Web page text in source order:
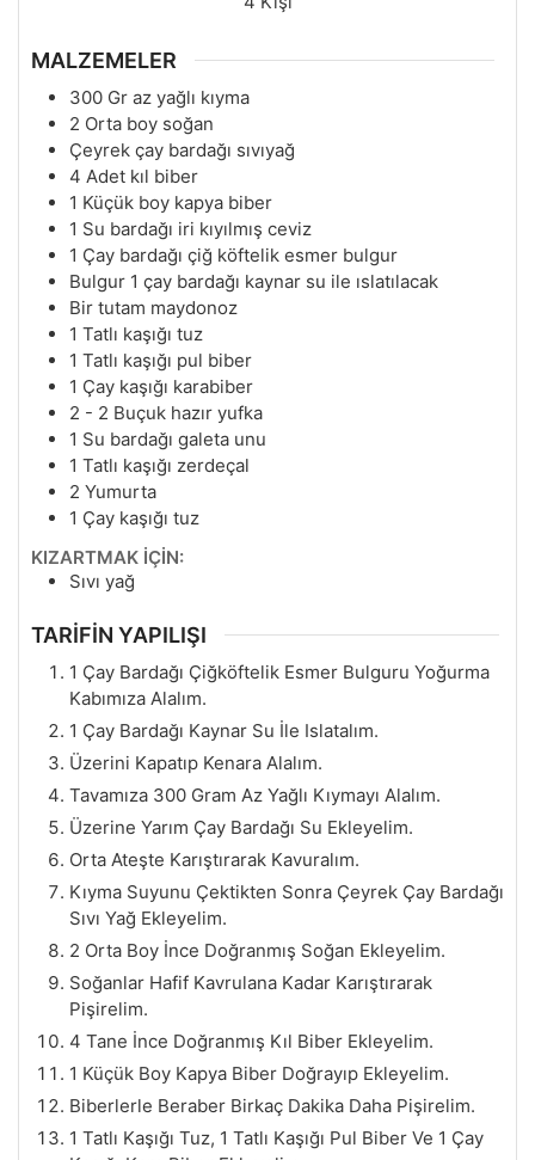
MALZEMELER
300 Gr az yağlı kıyma
2 Orta boy soğan
Çeyrek çay bardağı sıvıyağ
4 Adet kıl biber
1 Küçük boy kapya biber
1 Su bardağı iri kıyılmış ceviz
1 Çay bardağı çiğ köftelik esmer bulgur
Bulgur 1 çay bardağı kaynar su ile ıslatılacak
Bir tutam maydonoz
1 Tatlı kaşığı tuz
1 Tatlı kaşığı pul biber
1 Çay kaşığı karabiber
2 - 2 Buçuk hazır yufka
1 Su bardağı galeta unu
1 Tatlı kaşığı zerdeçal
2 Yumurta
1 Çay kaşığı tuz
KIZARTMAK İÇİN:
Sıvı yağ
TARİFİN YAPILIŞI
1 Çay Bardağı Çiğköftelik Esmer Bulguru Yoğurma
Kabımıza Alalım.
1 Çay Bardağı Kaynar Su İle Islatalım.
Üzerini Kapatıp Kenara Alalım.
Tavamıza 300 Gram Az Yağlı Kıymayı Alalım.
Üzerine Yarım Çay Bardağı Su Ekleyelim.
Orta Ateşte Karıştırarak Kavuralım.
Kıyma Suyunu Çektikten Sonra Çeyrek Çay Bardağı
Sıvı Yağ Ekleyelim.
2 Orta Boy İnce Doğranmış Soğan Ekleyelim.
Soğanlar Hafif Kavrulana Kadar Karıştırarak
Pişirelim.
4 Tane İnce Doğranmış Kıl Biber Ekleyelim.
1 Küçük Boy Kapya Biber Doğrayıp Ekleyelim.
Biberlerle Beraber Birkaç Dakika Daha Pişirelim.
1 Tatlı Kaşığı Tuz, 1 Tatlı Kaşığı Pul Biber Ve 1 Çay